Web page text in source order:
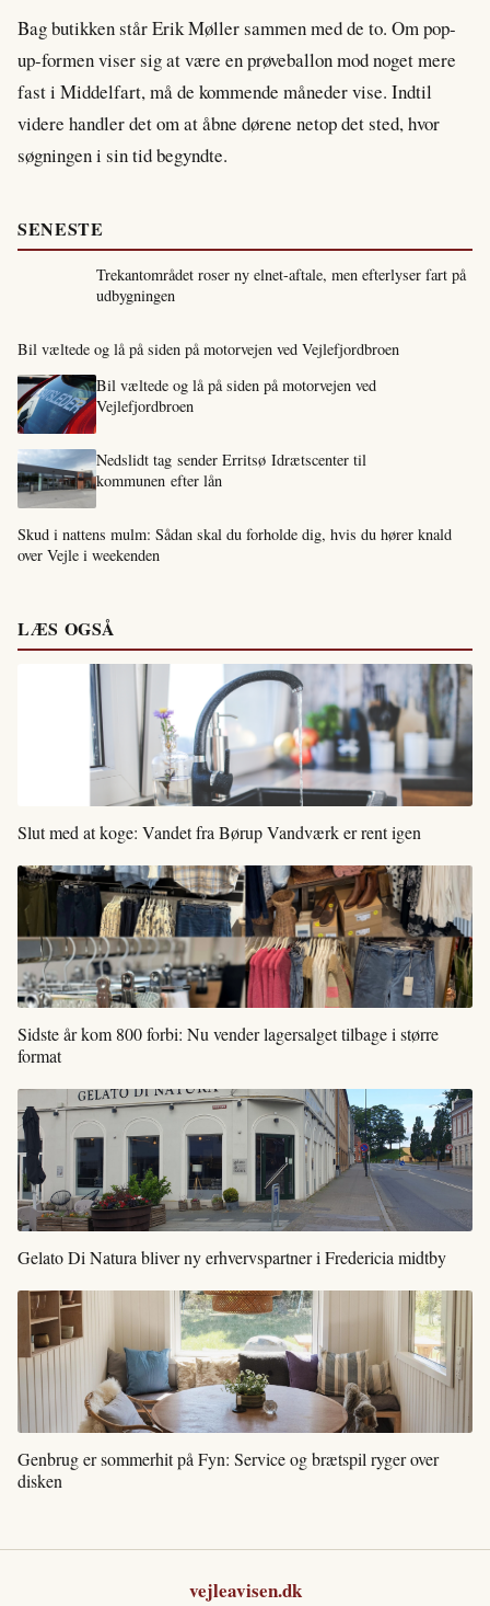
Bag butikken står Erik Møller sammen med de to. Om pop-
up-formen viser sig at være en prøveballon mod noget mere
fast i Middelfart, må de kommende måneder vise. Indtil
videre handler det om at åbne dørene netop det sted, hvor
søgningen i sin tid begyndte.
SENESTE
Trekantområdet roser ny elnet-aftale, men efterlyser fart på
udbygningen
Bil væltede og lå på siden på motorvejen ved Vejlefjordbroen
Bil væltede og lå på siden på motorvejen ved
Vejlefjordbroen
Nedslidt tag sender Erritsø Idrætscenter til
kommunen efter lån
Skud i nattens mulm: Sådan skal du forholde dig, hvis du hører knald
over Vejle i weekenden
LÆS OGSÅ
Slut med at koge: Vandet fra Børup Vandværk er rent igen
Sidste år kom 800 forbi: Nu vender lagersalget tilbage i større
format
Gelato Di Natura bliver ny erhvervspartner i Fredericia midtby
Genbrug er sommerhit på Fyn: Service og brætspil ryger over
disken
vejleavisen.dk